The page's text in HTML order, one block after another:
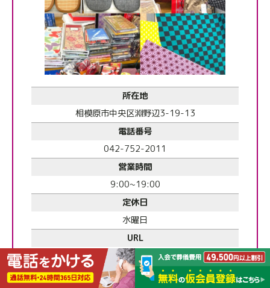
所在地
相模原市中央区淵野辺3-19-13
電話番号
042-752-2011
営業時間
9:00~19:00
定休日
水曜日
URL
https://www.japankimono.co.jp/